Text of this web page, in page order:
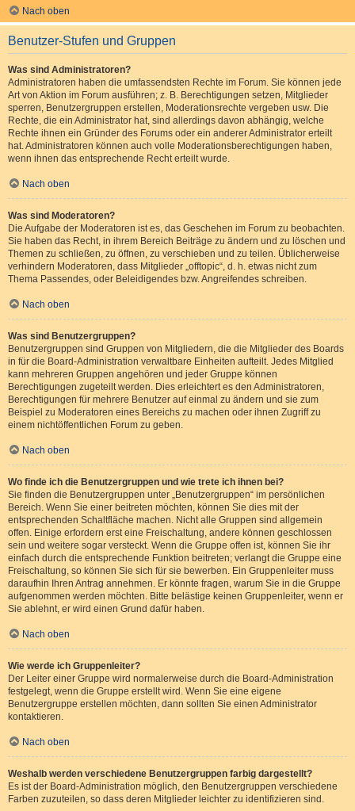
Nach oben
Benutzer-Stufen und Gruppen
Was sind Administratoren?
Administratoren haben die umfassendsten Rechte im Forum. Sie können jede
Art von Aktion im Forum ausführen; z. B. Berechtigungen setzen, Mitglieder
sperren, Benutzergruppen erstellen, Moderationsrechte vergeben usw. Die
Rechte, die ein Administrator hat, sind allerdings davon abhängig, welche
Rechte ihnen ein Gründer des Forums oder ein anderer Administrator erteilt
hat. Administratoren können auch volle Moderationsberechtigungen haben,
wenn ihnen das entsprechende Recht erteilt wurde.
Nach oben
Was sind Moderatoren?
Die Aufgabe der Moderatoren ist es, das Geschehen im Forum zu beobachten.
Sie haben das Recht, in ihrem Bereich Beiträge zu ändern und zu löschen und
Themen zu schließen, zu öffnen, zu verschieben und zu teilen. Üblicherweise
verhindern Moderatoren, dass Mitglieder „offtopic“, d. h. etwas nicht zum
Thema Passendes, oder Beleidigendes bzw. Angreifendes schreiben.
Nach oben
Was sind Benutzergruppen?
Benutzergruppen sind Gruppen von Mitgliedern, die die Mitglieder des Boards
in für die Board-Administration verwaltbare Einheiten aufteilt. Jedes Mitglied
kann mehreren Gruppen angehören und jeder Gruppe können
Berechtigungen zugeteilt werden. Dies erleichtert es den Administratoren,
Berechtigungen für mehrere Benutzer auf einmal zu ändern und sie zum
Beispiel zu Moderatoren eines Bereichs zu machen oder ihnen Zugriff zu
einem nichtöffentlichen Forum zu geben.
Nach oben
Wo finde ich die Benutzergruppen und wie trete ich ihnen bei?
Sie finden die Benutzergruppen unter „Benutzergruppen“ im persönlichen
Bereich. Wenn Sie einer beitreten möchten, können Sie dies mit der
entsprechenden Schaltfläche machen. Nicht alle Gruppen sind allgemein
offen. Einige erfordern erst eine Freischaltung, andere können geschlossen
sein und weitere sogar versteckt. Wenn die Gruppe offen ist, können Sie ihr
einfach durch die entsprechende Funktion beitreten; verlangt die Gruppe eine
Freischaltung, so können Sie sich für sie bewerben. Ein Gruppenleiter muss
daraufhin Ihren Antrag annehmen. Er könnte fragen, warum Sie in die Gruppe
aufgenommen werden möchten. Bitte belästige keinen Gruppenleiter, wenn er
Sie ablehnt, er wird einen Grund dafür haben.
Nach oben
Wie werde ich Gruppenleiter?
Der Leiter einer Gruppe wird normalerweise durch die Board-Administration
festgelegt, wenn die Gruppe erstellt wird. Wenn Sie eine eigene
Benutzergruppe erstellen möchten, dann sollten Sie einen Administrator
kontaktieren.
Nach oben
Weshalb werden verschiedene Benutzergruppen farbig dargestellt?
Es ist der Board-Administration möglich, den Benutzergruppen verschiedene
Farben zuzuteilen, so dass deren Mitglieder leichter zu identifizieren sind.